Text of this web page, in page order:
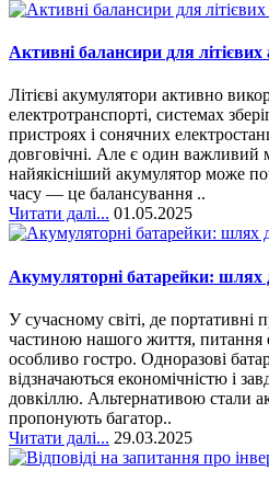
Активні балансири для
Літієві акумулятори активно
електротранспорті, системах
пристроях і сонячних
довговічні. Але є один важливий
найякісніший акумулятор може
часу — це балансування ..
Читати далі... 01.05.2025
Акумуляторні батарейки: шлях
У сучасному світі, де портативні
частиною нашого життя, питання
особливо гостро. Одноразові
відзначаються економічністю і
довкіллю. Альтернативою стали
пропонують багатор..
Читати далі... 29.03.2025